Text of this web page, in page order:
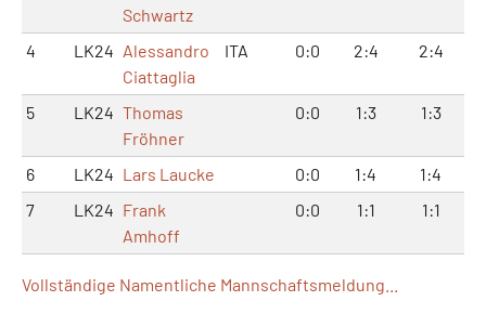
Schwartz
4 LK24 Alessandro
Ciattaglia
ITA 0:0 2:4 2:4
5 LK24 Thomas
Fröhner
0:0 1:3 1:3
6 LK24 Lars Laucke 0:0 1:4
1:4
7
LK24 Frank
Amhoff
0:0 1:1 1:1
Vollständige Namentliche Mannschaftsmeldung...